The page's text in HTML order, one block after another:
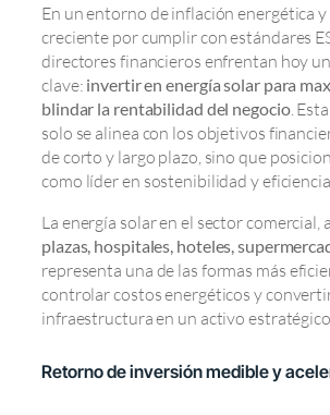
En un entorno de inflación energética
creciente por cumplir con estándares
directores financieros enfrentan hoy
clave: invertir en energía solar para
blindar la rentabilidad del negocio.
solo se alinea con los objetivos
de corto y largo plazo, sino que
como líder en sostenibilidad y eficiencia.
La energía solar en el sector comercial,
plazas, hospitales, hoteles,
representa una de las formas más
controlar costos energéticos y
infraestructura en un activo estratégico.
Retorno de inversión medible y